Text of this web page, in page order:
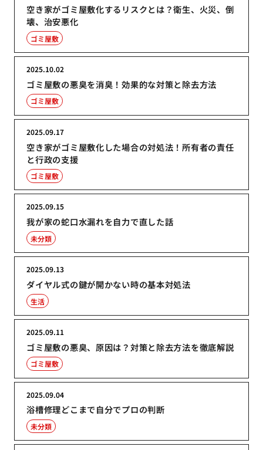
空き家がゴミ屋敷化するリスクとは？衛生、火災、倒
壊、治安悪化
ゴミ屋敷
ゴミ屋敷の悪臭を消臭！効果的な対策と除去方法
2025.10.02
ゴミ屋敷
空き家がゴミ屋敷化した場合の対処法！所有者の責任
と行政の支援
2025.09.17
ゴミ屋敷
我が家の蛇口水漏れを自力で直した話
2025.09.15
未分類
ダイヤル式の鍵が開かない時の基本対処法
2025.09.13
生活
ゴミ屋敷の悪臭、原因は？対策と除去方法を徹底解説
2025.09.11
ゴミ屋敷
浴槽修理どこまで自分でプロの判断
2025.09.04
未分類